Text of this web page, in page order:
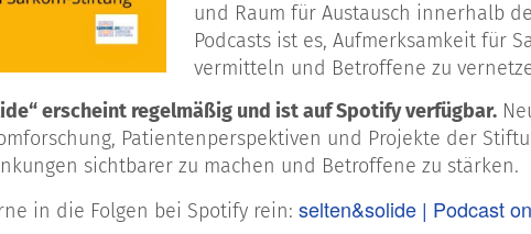
und Raum für Austausch innerhalb
Podcasts ist es, Aufmerksamkeit für
vermitteln und Betroffene zu
erscheint regelmäßig und ist auf Spotify verfügbar.
Patientenperspektiven und Projekte der
sichtbarer zu machen und Betroffene zu stärken.
in die Folgen bei Spotify rein: selten&solide | Podcast